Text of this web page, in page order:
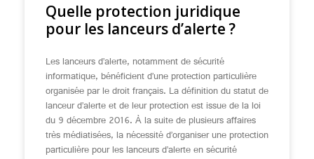
Quelle protection juridique
pour les lanceurs d’alerte ?
Les lanceurs d’alerte, notamment de sécurité
informatique, bénéficient d’une protection particulière
organisée par le droit français. La définition du statut de
lanceur d’alerte et de leur protection est issue de la loi
du 9 décembre 2016. À la suite de plusieurs affaires
très médiatisées, la nécessité d’organiser une protection
particulière pour les lanceurs d’alerte en sécurité